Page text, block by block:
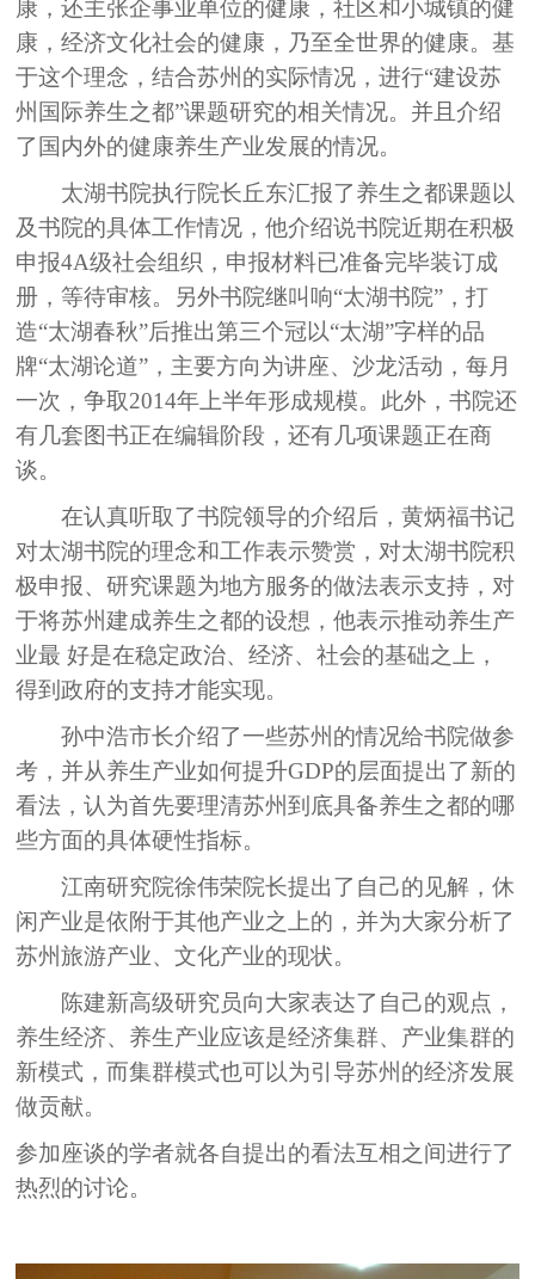
康，还主张企事业单位的健康，社区和小城镇的健
康，经济文化社会的健康，乃至全世界的健康。基
于这个理念，结合苏州的实际情况，进行“建设苏
州国际养生之都”课题研究的相关情况。并且介绍
了国内外的健康养生产业发展的情况。
太湖书院执行院长丘东汇报了养生之都课题以
及书院的具体工作情况，他介绍说书院近期在积极
申报4A级社会组织，申报材料已准备完毕装订成
册，等待审核。另外书院继叫响“太湖书院”，打
造“太湖春秋”后推出第三个冠以“太湖”字样的品
牌“太湖论道”，主要方向为讲座、沙龙活动，每月
一次，争取2014年上半年形成规模。此外，书院还
有几套图书正在编辑阶段，还有几项课题正在商
谈。
在认真听取了书院领导的介绍后，黄炳福书记
对太湖书院的理念和工作表示赞赏，对太湖书院积
极申报、研究课题为地方服务的做法表示支持，对
于将苏州建成养生之都的设想，他表示推动养生产
业最 好是在稳定政治、经济、社会的基础之上，
得到政府的支持才能实现。
孙中浩市长介绍了一些苏州的情况给书院做参
考，并从养生产业如何提升GDP的层面提出了新的
看法，认为首先要理清苏州到底具备养生之都的哪
些方面的具体硬性指标。
江南研究院徐伟荣院长提出了自己的见解，休
闲产业是依附于其他产业之上的，并为大家分析了
苏州旅游产业、文化产业的现状。
陈建新高级研究员向大家表达了自己的观点，
养生经济、养生产业应该是经济集群、产业集群的
新模式，而集群模式也可以为引导苏州的经济发展
做贡献。
参加座谈的学者就各自提出的看法互相之间进行了
热烈的讨论。